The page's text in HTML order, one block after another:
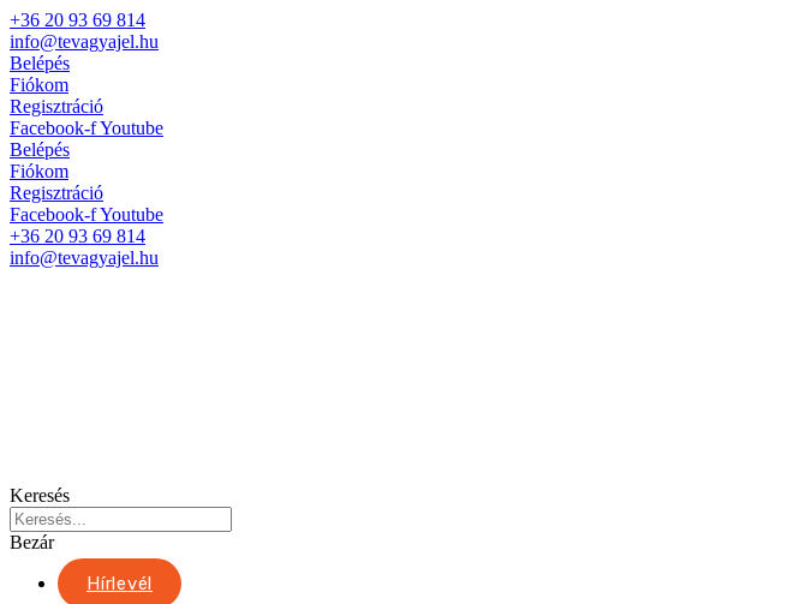
+36 20 93 69 814
info@tevagyajel.hu
Belépés
Fiókom
Regisztráció
Facebook-fYoutube
Belépés
Fiókom
Regisztráció
Facebook-fYoutube
+36 20 93 69 814
info@tevagyajel.hu
Keresés
Bezár
Hírlevél